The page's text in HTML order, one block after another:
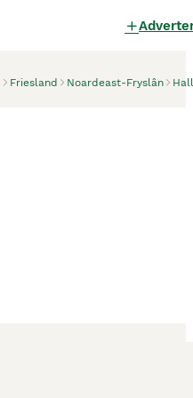
Friesland Noardeast-Fryslân